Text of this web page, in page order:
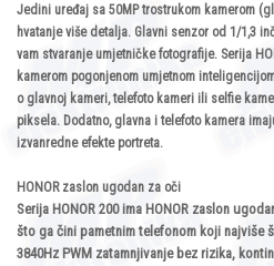
Jedini uređaj sa 50MP trostrukom kamerom
hvatanje više detalja. Glavni senzor od 1/1,3
vam stvaranje umjetničke fotografije. Serija
kamerom pogonjenom umjetnom
o glavnoj kameri, telefoto kameri ili selfie
piksela. Dodatno, glavna i telefoto kamera
izvanredne efekte portreta.
HONOR zaslon ugodan za oči
Serija HONOR 200 ima HONOR zaslon
što ga čini pametnim telefonom koji najviše
3840Hz PWM zatamnjivanje bez rizika,